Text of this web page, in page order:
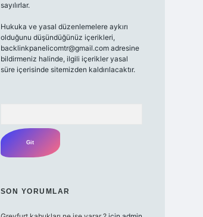
sayılırlar.
Hukuka ve yasal düzenlemelere aykırı
olduğunu düşündüğünüz içerikleri,
backlinkpanelicomtr@gmail.comadresine
bildirmeniz halinde, ilgili içerikler yasal
süre içerisinde sitemizden kaldırılacaktır.
SON YORUMLAR